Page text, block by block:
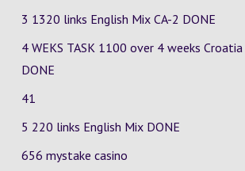
3 1320 links English Mix CA-2 DONE
4 WEKS TASK 1100 over 4 weeks Croatia
DONE
41
5 220 links English Mix DONE
656 mystake casino